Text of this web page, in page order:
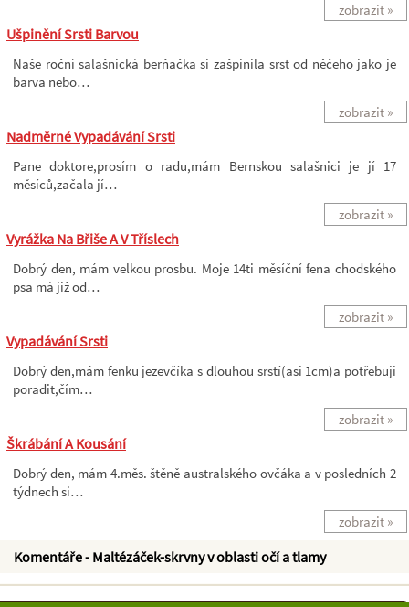
zobrazit »
Ušpinění Srsti Barvou
Naše roční salašnická berňačka si zašpinila srst od něčeho jako je
barva nebo…
zobrazit »
Nadměrné Vypadávání Srsti
Pane doktore,prosím o radu,mám Bernskou salašnici je jí 17
měsíců,začala jí…
zobrazit »
Vyrážka Na Břiše A V Tříslech
Dobrý den, mám velkou prosbu. Moje 14ti měsíční fena chodského
psa má již od…
zobrazit »
Vypadávání Srsti
Dobrý den,mám fenku jezevčíka s dlouhou srstí(asi 1cm)a potřebuji
poradit,čím…
zobrazit »
Škrábání A Kousání
Dobrý den, mám 4.měs. štěně australského ovčáka a v posledních 2
týdnech si…
zobrazit »
Komentáře - Maltézáček-skrvny v oblasti očí a tlamy